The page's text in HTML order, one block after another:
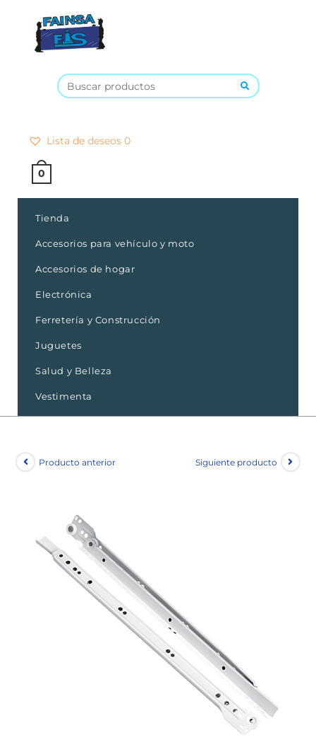
Lista de deseos 0
0
Tienda
Accesorios para vehículo y moto
Accesorios de hogar
Electrónica
Ferretería y Construcción
Juguetes
Salud y Belleza
Vestimenta
Producto anterior Siguiente producto